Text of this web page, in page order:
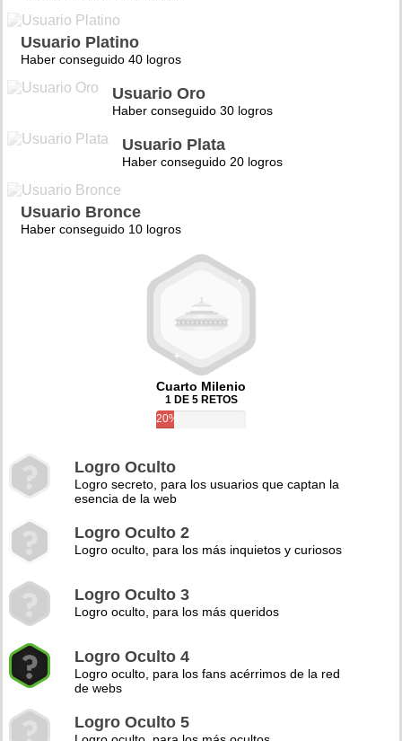
Usuario Platino
Haber conseguido 40 logros
Usuario Oro
Haber conseguido 30 logros
Usuario Plata
Haber conseguido 20 logros
Usuario Bronce
Haber conseguido 10 logros
Cuarto Milenio
1 DE 5 RETOS
20%
Logro Oculto
Logro secreto, para los usuarios que captan la
esencia de la web
Logro Oculto 2
Logro oculto, para los más inquietos y curiosos
Logro Oculto 3
Logro oculto, para los más queridos
Logro Oculto 4
Logro oculto, para los fans acérrimos de la red
de webs
Logro Oculto 5